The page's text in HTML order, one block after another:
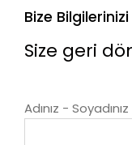
Bize Bilgilerinizi
Size geri
Adınız - Soyadınız